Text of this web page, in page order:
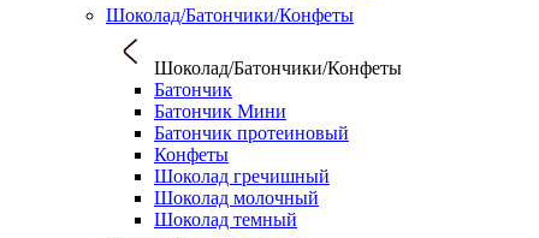
Шоколад/Батончики/Конфеты
Шоколад/Батончики/Конфеты
Батончик
Батончик Мини
Батончик протеиновый
Конфеты
Шоколад гречишный
Шоколад молочный
Шоколад темный